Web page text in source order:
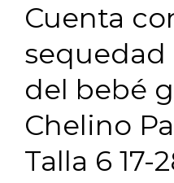
Cuenta
del bebé
Chelino
Talla 6 17-